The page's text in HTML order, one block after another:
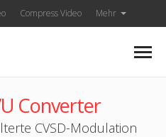
Compress Video Mehr
Converter
CVSD-Modulation